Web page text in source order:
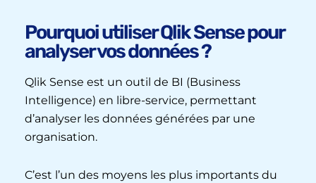
Pourquoi utiliser Qlik Sense pour
analyser vos données ?
Qlik Sense est un outil de BI (Business
Intelligence) en libre-service, permettant
d’analyser les données générées par une
organisation.
C’est l’un des moyens les plus importants du